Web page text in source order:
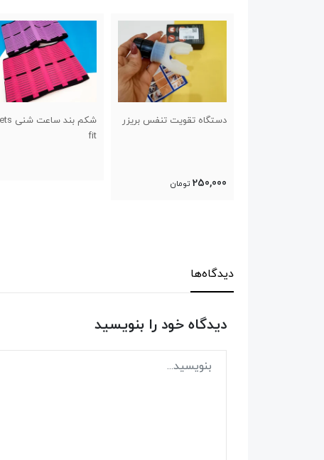
شکم بند ساعت شنی Lets
کفش پیاده روی و راحتی
طرح اسیکس سایز ۴۱ تا ۴۴
دیدگاه‌ها
دیدگاه خود را بنویسید